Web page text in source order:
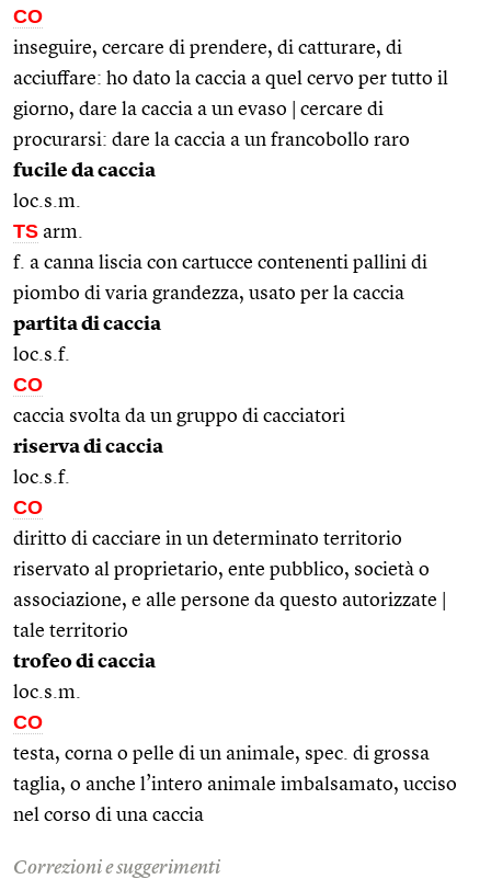
CO
inseguire, cercare di prendere, di catturare, di
acciuffare: ho dato la caccia a quel cervo per tutto il
giorno, dare la caccia a un evaso | cercare di
procurarsi: dare la caccia a un francobollo raro
fucile da caccia
loc.s.m.
TS arm.
f. a canna liscia con cartucce contenenti pallini di
piombo di varia grandezza, usato per la caccia
partita di caccia
loc.s.f.
CO
caccia svolta da un gruppo di cacciatori
riserva di caccia
loc.s.f.
CO
diritto di cacciare in un determinato territorio
riservato al proprietario, ente pubblico, società o
associazione, e alle persone da questo autorizzate |
tale territorio
trofeo di caccia
loc.s.m.
CO
testa, corna o pelle di un animale, spec. di grossa
taglia, o anche l’intero animale imbalsamato, ucciso
nel corso di una caccia
Correzioni e suggerimenti